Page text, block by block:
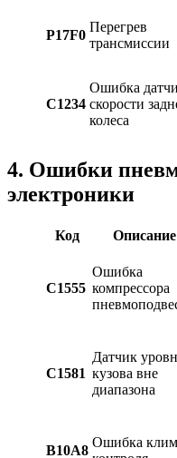
P17F0
Перегрев
трансмиссии
C1234
Ошибка
скорости
колеса
4. Ошибки
электроники
Код Описание
C1555
Ошибка
компрессора
C1581
Датчик
кузова вне
диапазона
B10A8
Ошибка